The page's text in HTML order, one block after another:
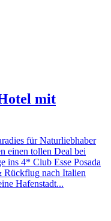
mit
für Naturliebhaber
einen tollen Deal bei
ins 4* Club Esse Posada
Rückflug nach Italien
Hafenstadt...